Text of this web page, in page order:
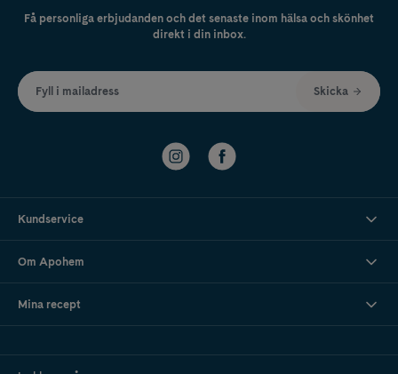
Få personliga erbjudanden och det senaste inom hälsa och skönhet
direkt i din inbox.
Fyll i mailadress Skicka
Kundservice
Om Apohem
Mina recept